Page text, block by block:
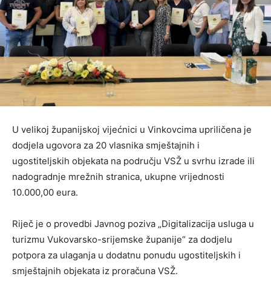
U velikoj županijskoj vijećnici u Vinkovcima upriličena je
dodjela ugovora za 20 vlasnika smještajnih i
ugostiteljskih objekata na području VSŽ u svrhu izrade ili
nadogradnje mrežnih stranica, ukupne vrijednosti
10.000,00 eura.
Riječ je o provedbi Javnog poziva „Digitalizacija usluga u
turizmu Vukovarsko-srijemske županije“ za dodjelu
potpora za ulaganja u dodatnu ponudu ugostiteljskih i
smještajnih objekata iz proračuna VSŽ.